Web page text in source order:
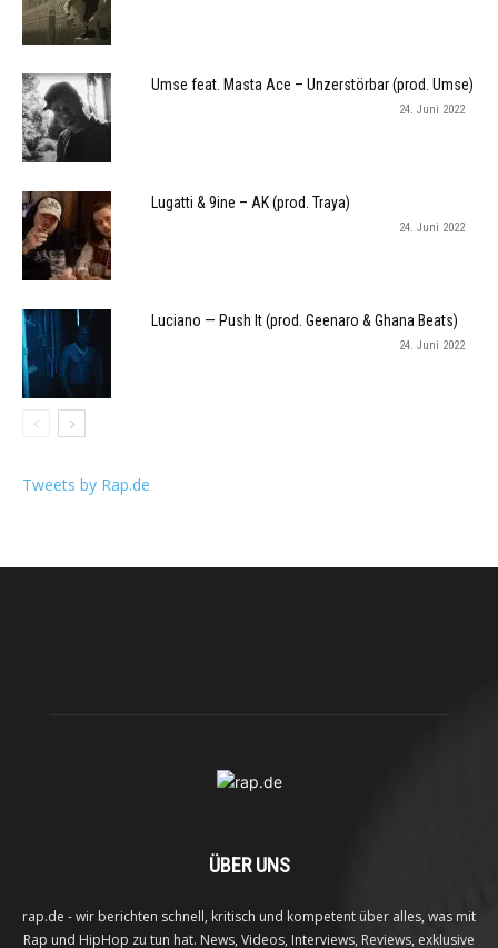
Umse feat. Masta Ace – Unzerstörbar (prod. Umse)
24. Juni 2022
Lugatti & 9ine – AK (prod. Traya)
24. Juni 2022
Luciano — Push It (prod. Geenaro & Ghana Beats)
24. Juni 2022
Tweets by Rap.de
ÜBER UNS
rap.de - wir berichten schnell, kritisch und kompetent über alles, was mit
Rap und HipHop zu tun hat. News, Videos, Interviews, Reviews, exklusive